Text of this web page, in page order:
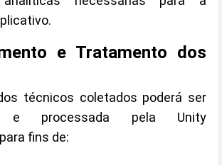
e Tratamento dos
técnicos coletados poderá ser
e processada pela Unity
fins de: